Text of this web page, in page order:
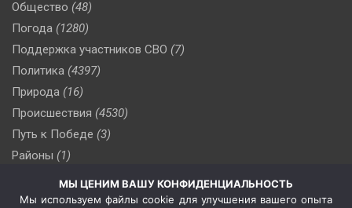
Общество (48)
Погода (1280)
Поддержка участников СВО (7)
Политика (4397)
Природа (16)
Происшествия (4530)
Путь к Победе (3)
Районы (1)
(510)
Сельское хозяйство (3)
МЫ ЦЕНИМ ВАШУ КОНФИДЕНЦИАЛЬНОСТЬ
Мы используем файлы cookie для улучшения вашего опыта